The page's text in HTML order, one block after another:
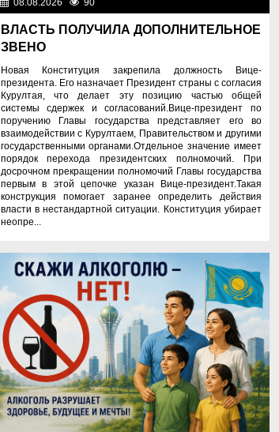
08.08.2026 90
ВЛАСТЬ ПОЛУЧИЛА ДОПОЛНИТЕЛЬНОЕ
ЗВЕНО
Новая Конституция закрепила должность Вице-
президента. Его назначает Президент страны с согласия
Курултая, что делает эту позицию частью общей
системы сдержек и согласований.Вице-президент по
поручению Главы государства представляет его во
взаимодействии с Курултаем, Правительством и другими
государственными органами.Отдельное значение имеет
порядок перехода президентских полномочий. При
досрочном прекращении полномочий Главы государства
первым в этой цепочке указан Вице-президент.Такая
конструкция помогает заранее определить действия
власти в нестандартной ситуации. Конституция убирает
неопре...